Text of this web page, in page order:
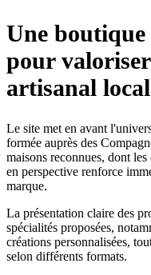
Une boutique
pour
artisanal local
Le site met en avant
formée auprès des
maisons reconnues, dont
en perspective renforce
marque.
La présentation claire des
spécialités proposées,
créations personnalisées,
selon différents formats.